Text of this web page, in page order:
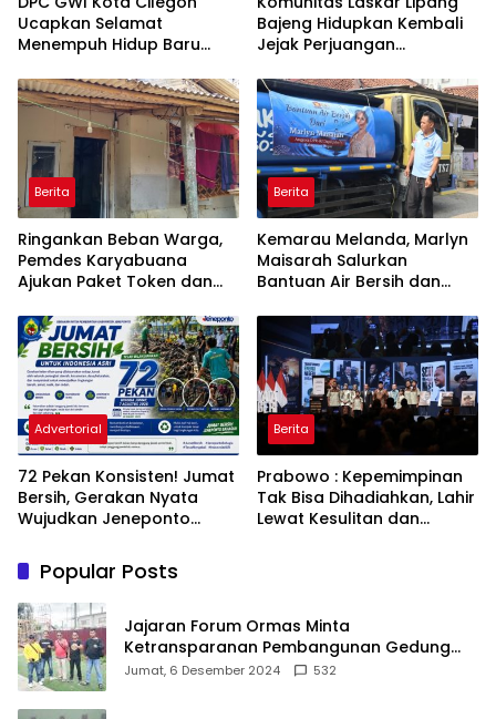
Ucapkan Selamat
Menempuh Hidup Baru
Tuanku Ihza Kemalsya
Damanik
Bajeng Hidupkan Kembali
Jejak Perjuangan
Wabup Takalar: Apresiasi
Bahwa Sejarah Adalah
Warisan yang Tak Ternilai”.
Berita
Ringankan Beban Warga,
Pemdes Karyabuana
Ajukan Paket Token dan
PLN
Berita
Kemarau Melanda, Marlyn
Maisarah Salurkan
Bantuan Air Bersih dan
Babakan Madang
Advertorial
72 Pekan Konsisten! Jumat
Bersih, Gerakan Nyata
Wujudkan Jeneponto
ASRI
Berita
Prabowo : Kepemimpinan
Tak Bisa Dihadiahkan, Lahir
Lewat Kesulitan dan
Popular Posts
Jajaran Forum Ormas Minta
Ketransparanan Pembangunan Gedung
Damkar Di Kecamatan Cisoka
Jumat, 6 Desember 2024 532